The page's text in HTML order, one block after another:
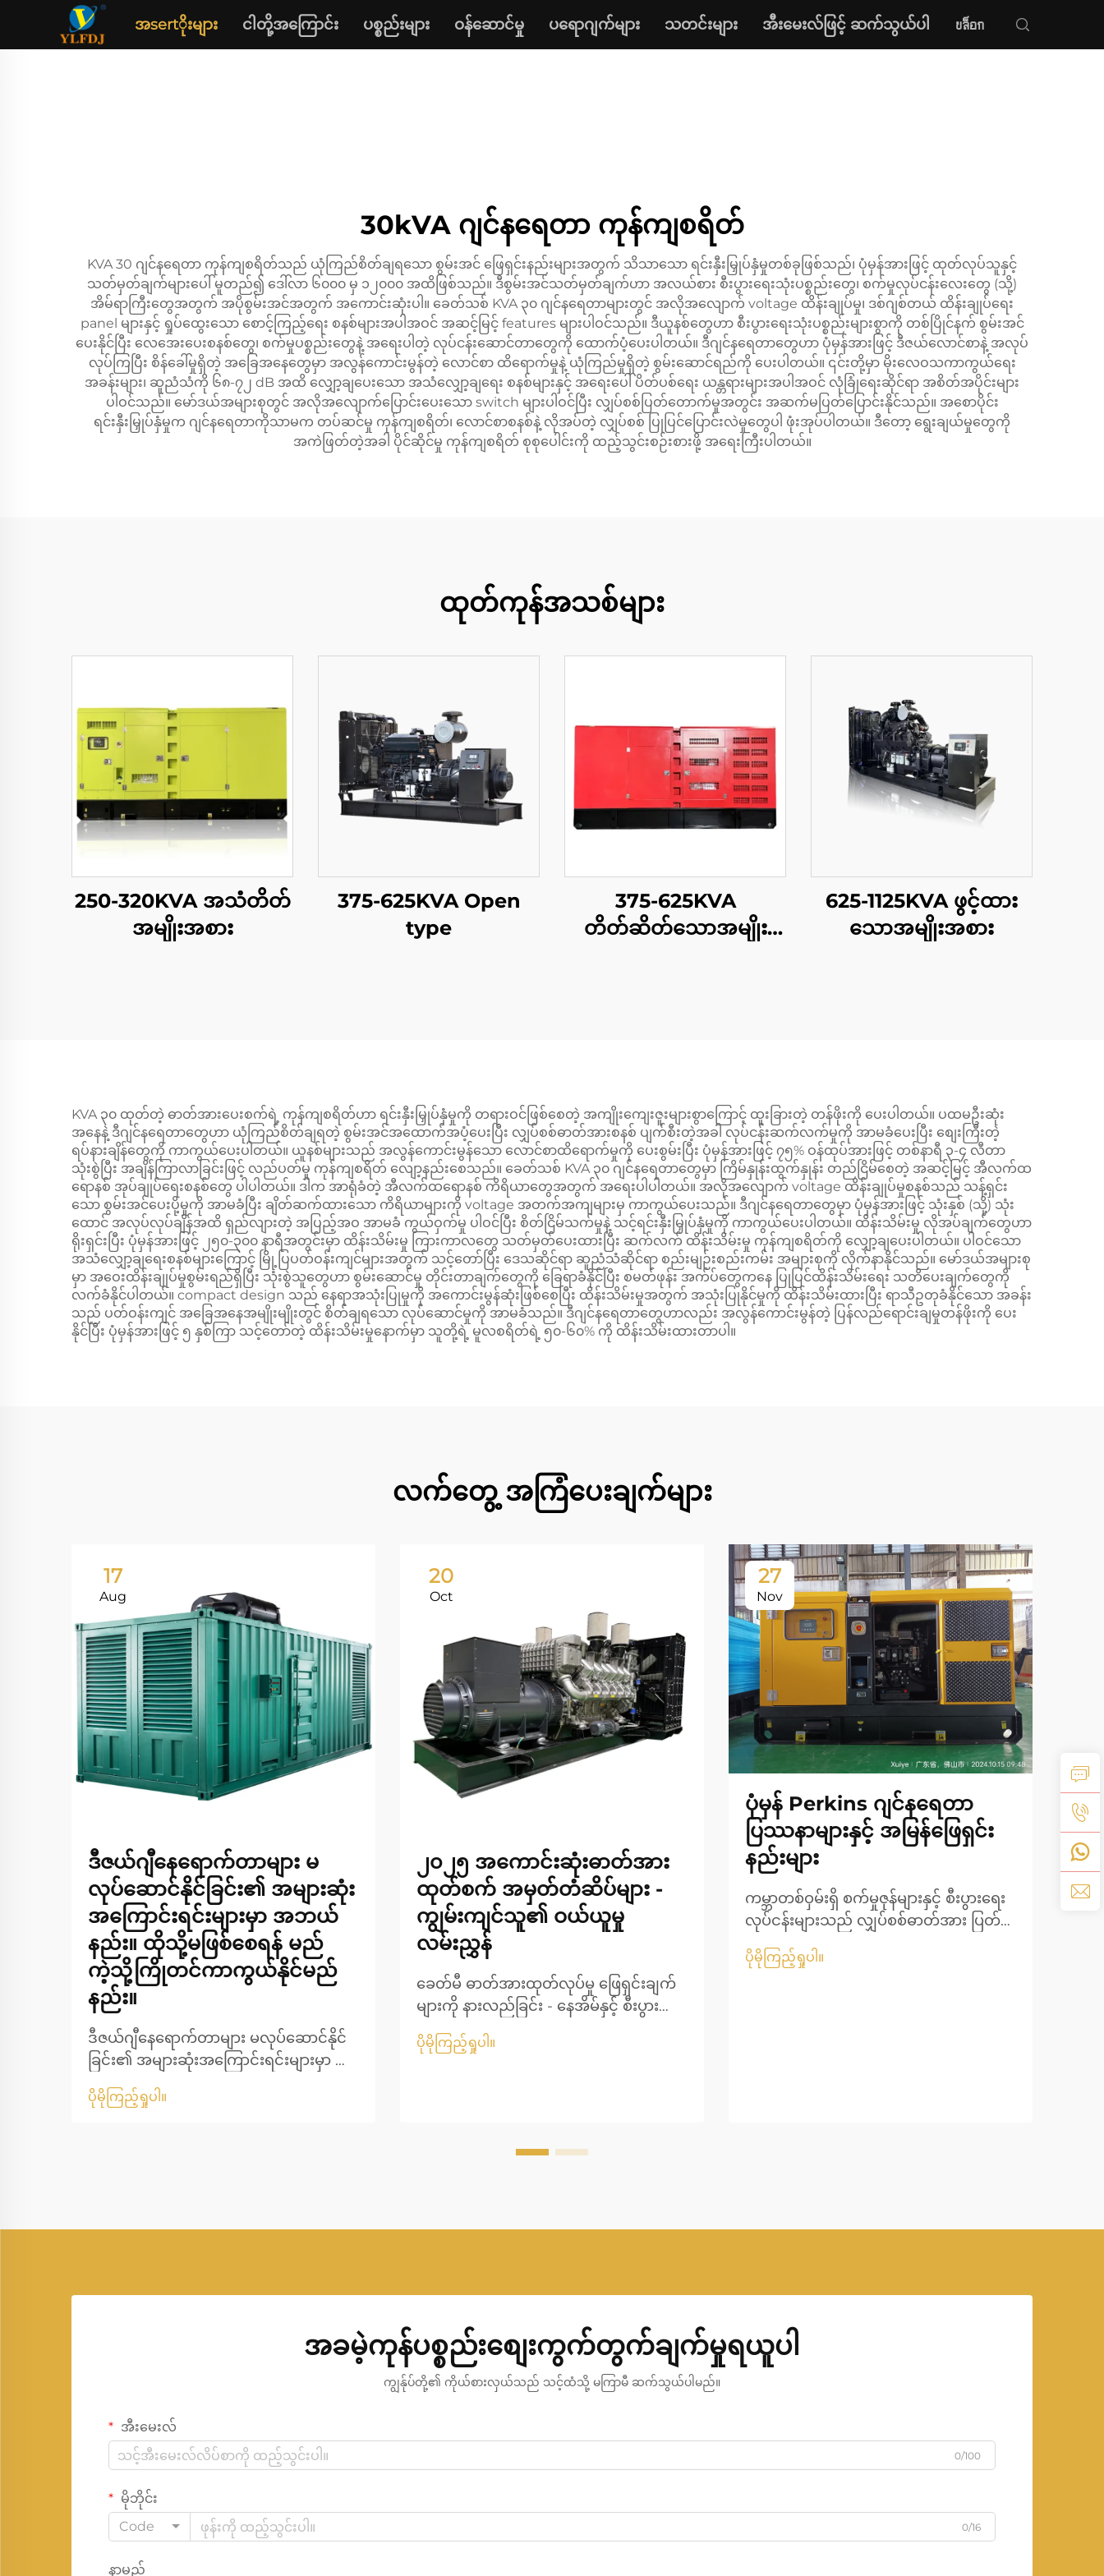
အsertိုးများ ငါတို့အကြောင်း ပစ္စည်းများ ဝန်ဆောင်မှု ပရောဂျက်များ သတင်းများ အီးမေးလ်ဖြင့် ဆက်သွယ်ပါ บล็อก
30kVA ဂျင်နရေတာ ကုန်ကျစရိတ်
KVA 30 ဂျင်နရေတာ ကုန်ကျစရိတ်သည် ယုံကြည်စိတ်ချရသော စွမ်းအင် ဖြေရှင်းနည်းများအတွက် သိသာသော ရင်းနှီးမြှုပ်နှံမှုတစ်ခုဖြစ်သည်၊ ပုံမှန်အားဖြင့် ထုတ်လုပ်သူနှင့်
သတ်မှတ်ချက်များပေါ် မူတည်၍ ဒေါ်လာ ၆၀၀၀ မှ ၁၂၀၀၀ အထိဖြစ်သည်။ ဒီစွမ်းအင်သတ်မှတ်ချက်ဟာ အလယ်စား စီးပွားရေးသုံးပစ္စည်းတွေ၊ စက်မှုလုပ်ငန်းလေးတွေ (သို့)
အိမ်ရာကြီးတွေအတွက် အပိုစွမ်းအင်အတွက် အကောင်းဆုံးပါ။ ခေတ်သစ် KVA ၃၀ ဂျင်နရေတာများတွင် အလိုအလျောက် voltage ထိန်းချုပ်မှု၊ ဒစ်ဂျစ်တယ် ထိန်းချုပ်ရေး
panel များနှင့် ရှုပ်ထွေးသော စောင့်ကြည့်ရေး စနစ်များအပါအဝင် အဆင့်မြင့် features များပါဝင်သည်။ ဒီယူနစ်တွေဟာ စီးပွားရေးသုံးပစ္စည်းများစွာကို တစ်ပြိုင်နက် စွမ်းအင်
ပေးနိုင်ပြီး လေအေးပေးစနစ်တွေ၊ စက်မှုပစ္စည်းတွေနဲ့ အရေးပါတဲ့ လုပ်ငန်းဆောင်တာတွေကို ထောက်ပံ့ပေးပါတယ်။ ဒီဂျင်နရေတာတွေဟာ ပုံမှန်အားဖြင့် ဒီဇယ်လောင်စာနဲ့ အလုပ်
လုပ်ကြပြီး စိန်ခေါ်မှုရှိတဲ့ အခြေအနေတွေမှာ အလွန်ကောင်းမွန်တဲ့ လောင်စာ ထိရောက်မှုနဲ့ ယုံကြည်မှုရှိတဲ့ စွမ်းဆောင်ရည်ကို ပေးပါတယ်။ ၎င်းတို့မှာ မိုးလေဝသကာကွယ်ရေး
အခန်းများ၊ ဆူညံသံကို ၆၈-၇၂ dB အထိ လျှော့ချပေးသော အသံလျှော့ချရေး စနစ်များနှင့် အရေးပေါ် ပိတ်ပစ်ရေး ယန္တရားများအပါအဝင် လုံခြုံရေးဆိုင်ရာ အစိတ်အပိုင်းများ
ပါဝင်သည်။ မော်ဒယ်အများစုတွင် အလိုအလျောက်ပြောင်းပေးသော switch များပါဝင်ပြီး လျှပ်စစ်ပြတ်တောက်မှုအတွင်း အဆက်မပြတ်ပြောင်းနိုင်သည်။ အစောပိုင်း
ရင်းနှီးမြှုပ်နှံမှုက ဂျင်နရေတာကိုသာမက တပ်ဆင်မှု ကုန်ကျစရိတ်၊ လောင်စာစနစ်နဲ့ လိုအပ်တဲ့ လျှပ်စစ် ပြုပြင်ပြောင်းလဲမှုတွေပါ ဖုံးအုပ်ပါတယ်။ ဒီတော့ ရွေးချယ်မှုတွေကို
အကဲဖြတ်တဲ့အခါ ပိုင်ဆိုင်မှု ကုန်ကျစရိတ် စုစုပေါင်းကို ထည့်သွင်းစဉ်းစားဖို့ အရေးကြီးပါတယ်။
ထုတ်ကုန်အသစ်များ
250-320KVA အသံတိတ်
အမျိုးအစား
375-625KVA Open
type
375-625KVA
တိတ်ဆိတ်သောအမျိုး
625-1125KVA ဖွင့်ထား
သောအမျိုးအစား
KVA ၃၀ ထုတ်တဲ့ ဓာတ်အားပေးစက်ရဲ့ ကုန်ကျစရိတ်ဟာ ရင်းနှီးမြှုပ်နှံမှုကို တရားဝင်ဖြစ်စေတဲ့ အကျိုးကျေးဇူးများစွာကြောင့် ထူးခြားတဲ့ တန်ဖိုးကို ပေးပါတယ်။ ပထမဦးဆုံး
အနေနဲ့ ဒီဂျင်နရေတာတွေဟာ ယုံကြည်စိတ်ချရတဲ့ စွမ်းအင်အထောက်အပံ့ပေးပြီး လျှပ်စစ်ဓာတ်အားစနစ် ပျက်စီးတဲ့အခါ လုပ်ငန်းဆက်လက်မှုကို အာမခံပေးပြီး စျေးကြီးတဲ့
ရပ်နားချိန်တွေကို ကာကွယ်ပေးပါတယ်။ ယူနစ်များသည် အလွန်ကောင်းမွန်သော လောင်စာထိရောက်မှုကို ပေးစွမ်းပြီး ပုံမှန်အားဖြင့် ၇၅% ဝန်ထုပ်အားဖြင့် တစ်နာရီ ၃-၄ လီတာ
သုံးစွဲပြီး အချိန်ကြာလာခြင်းဖြင့် လည်ပတ်မှု ကုန်ကျစရိတ် လျော့နည်းစေသည်။ ခေတ်သစ် KVA ၃၀ ဂျင်နရေတာတွေမှာ ကြိမ်နှုန်းထွက်နှုန်း တည်ငြိမ်စေတဲ့ အဆင့်မြင့် အီလက်ထ
ရောနစ် အုပ်ချုပ်ရေးစနစ်တွေ ပါပါတယ်။ ဒါက အာရုံခံတဲ့ အီလက်ထရောနစ် ကိရိယာတွေအတွက် အရေးပါပါတယ်။ အလိုအလျောက် voltage ထိန်းချုပ်မှုစနစ်သည် သန့်ရှင်း
သော စွမ်းအင်ပေးပို့မှုကို အာမခံပြီး ချိတ်ဆက်ထားသော ကိရိယာများကို voltage အတက်အကျများမှ ကာကွယ်ပေးသည်။ ဒီဂျင်နရေတာတွေမှာ ပုံမှန်အားဖြင့် သုံးနှစ် (သို့) သုံး
ထောင် အလုပ်လုပ်ချိန်အထိ ရှည်လျားတဲ့ အပြည့်အဝ အာမခံ ကွယ်ဝှက်မှု ပါဝင်ပြီး စိတ်ငြိမ်သက်မှုနဲ့ သင့်ရင်းနှီးမြှုပ်နှံမှုကို ကာကွယ်ပေးပါတယ်။ ထိန်းသိမ်းမှု လိုအပ်ချက်တွေဟာ
ရိုးရှင်းပြီး ပုံမှန်အားဖြင့် ၂၅၀-၃၀၀ နာရီအတွင်းမှာ ထိန်းသိမ်းမှု ကြားကာလတွေ သတ်မှတ်ပေးထားပြီး ဆက်လက် ထိန်းသိမ်းမှု ကုန်ကျစရိတ်ကို လျှော့ချပေးပါတယ်။ ပါဝင်သော
အသံလျှော့ချရေးစနစ်များကြောင့် မြို့ပြပတ်ဝန်းကျင်များအတွက် သင့်တော်ပြီး ဒေသဆိုင်ရာ ဆူညံသံဆိုင်ရာ စည်းမျဉ်းစည်းကမ်း အများစုကို လိုက်နာနိုင်သည်။ မော်ဒယ်အများစု
မှာ အဝေးထိန်းချုပ်မှုစွမ်းရည်ရှိပြီး သုံးစွဲသူတွေဟာ စွမ်းဆောင်မှု တိုင်းတာချက်တွေကို ခြေရာခံနိုင်ပြီး စမတ်ဖုန်း အက်ပ်တွေကနေ ပြုပြင်ထိန်းသိမ်းရေး သတိပေးချက်တွေကို
လက်ခံနိုင်ပါတယ်။ compact design သည် နေရာအသုံးပြုမှုကို အကောင်းမွန်ဆုံးဖြစ်စေပြီး ထိန်းသိမ်းမှုအတွက် အသုံးပြုနိုင်မှုကို ထိန်းသိမ်းထားပြီး ရာသီဥတုခံနိုင်သော အခန်း
သည် ပတ်ဝန်းကျင် အခြေအနေအမျိုးမျိုးတွင် စိတ်ချရသော လုပ်ဆောင်မှုကို အာမခံသည်။ ဒီဂျင်နရေတာတွေဟာလည်း အလွန်ကောင်းမွန်တဲ့ ပြန်လည်ရောင်းချမှုတန်ဖိုးကို ပေး
နိုင်ပြီး ပုံမှန်အားဖြင့် ၅ နှစ်ကြာ သင့်တော်တဲ့ ထိန်းသိမ်းမှုနောက်မှာ သူတို့ရဲ့ မူလစရိတ်ရဲ့ ၅၀-၆၀% ကို ထိန်းသိမ်းထားတာပါ။
လက်တွေ့ အကြံပေးချက်များ
17
Aug
ဒီဇယ်ဂျီနေရောက်တာများ မ
လုပ်ဆောင်နိုင်ခြင်း၏ အများဆုံး
အကြောင်းရင်းများမှာ အဘယ်
နည်း။ ထိုသို့မဖြစ်စေရန် မည်
ကဲ့သို့ကြိုတင်ကာကွယ်နိုင်မည်
နည်း။
ဒီဇယ်ဂျီနေရောက်တာများ မလုပ်ဆောင်နိုင်
ခြင်း၏ အများဆုံးအကြောင်းရင်းများမှာ အ
ကြိုတင်ကာကွယ်နိုင်မည်နည်း။ ဒီဇယ်ဂျီနေ
ပိုမိုကြည့်ရှုပါ။
20
Oct
၂၀၂၅ အကောင်းဆုံးဓာတ်အား
ထုတ်စက် အမှတ်တံဆိပ်များ -
ကျွမ်းကျင်သူ၏ ဝယ်ယူမှု
လမ်းညွှန်
ခေတ်မီ ဓာတ်အားထုတ်လုပ်မှု ဖြေရှင်းချက်
များကို နားလည်ခြင်း - နေအိမ်နှင့် စီးပွားရေး
နယ်ပယ်သည် နှစ်များအတွင်း အလွန်အမင်း
ပိုမိုကြည့်ရှုပါ။
27
Nov
ပုံမှန် Perkins ဂျင်နရေတာ
ပြဿနာများနှင့် အမြန်ဖြေရှင်း
နည်းများ
ကမ္ဘာတစ်ဝှမ်းရှိ စက်မှုဇုန်များနှင့် စီးပွားရေး
လုပ်ငန်းများသည် လျှပ်စစ်ဓာတ်အား ပြတ်
ဆက်လက်လည်ပတ်နိုင်ရန်အတွက် ယုံကြည်
ပိုမိုကြည့်ရှုပါ။
အခ
ပ
၂၀
ပည
အခမဲ့ကုန်ပစ္စည်းစျေးကွက်တွက်ချက်မှုရယူပါ
ကျွန်ုပ်တို့၏ ကိုယ်စားလှယ်သည် သင့်ထံသို့ မကြာမီ ဆက်သွယ်ပါမည်။
အီးမေးလ်
0/100
မိုဘိုင်း
Code
0/16
နာမည်